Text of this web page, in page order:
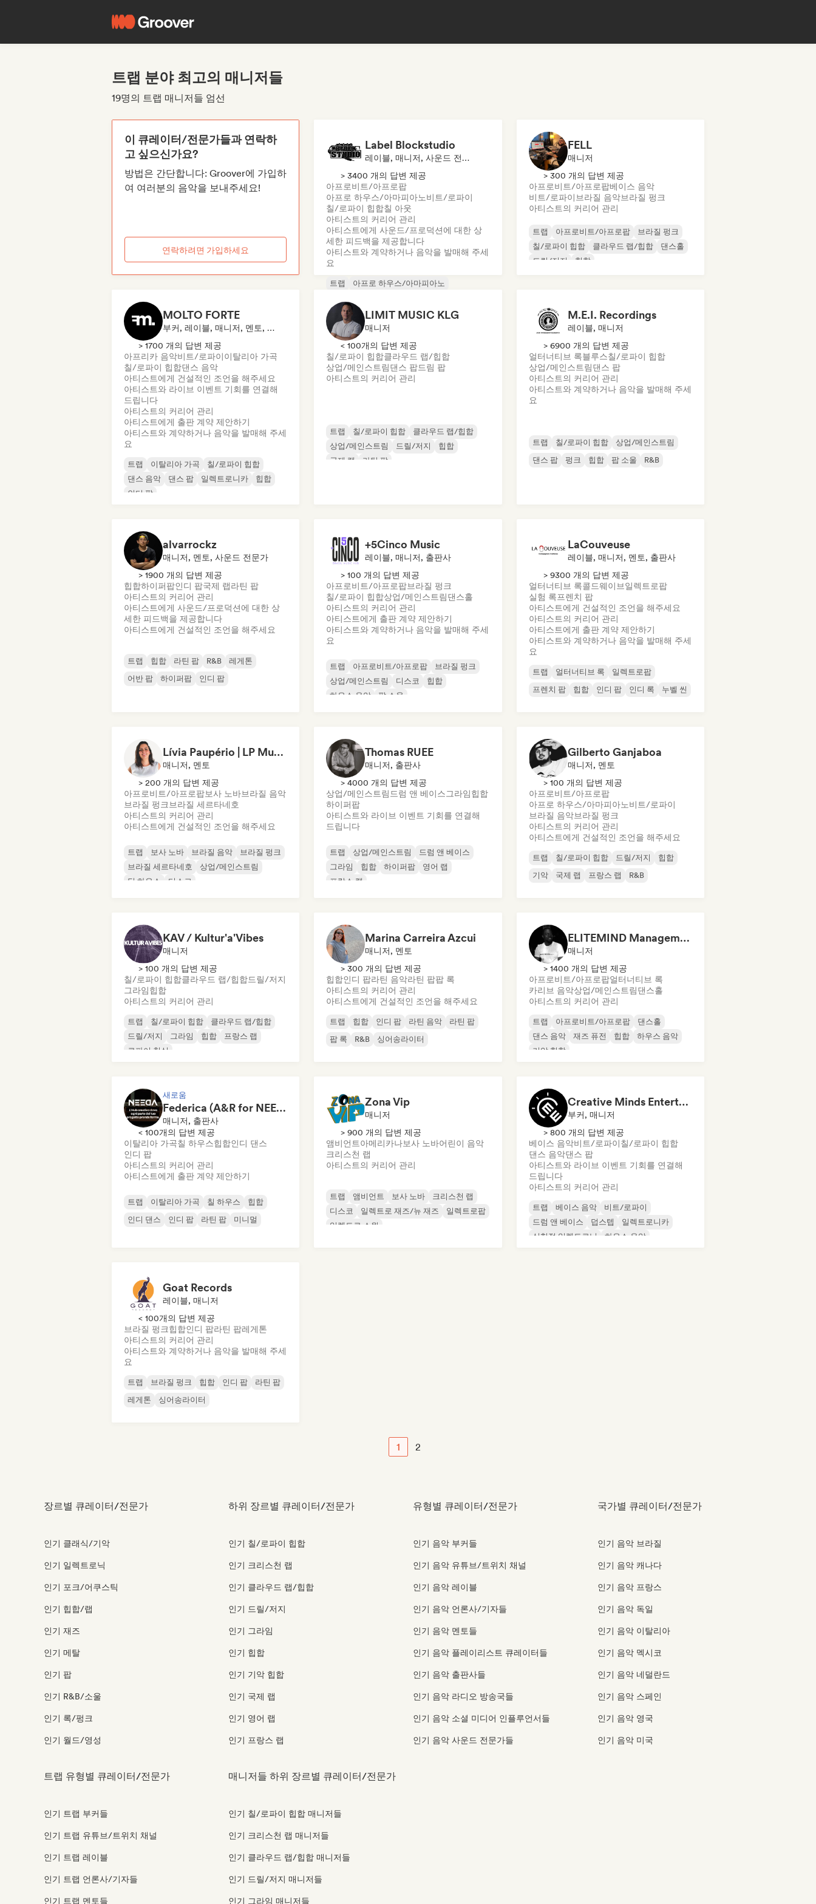
트랩 분야 최고의 매니저들
19명의 트랩 매니저들 엄선
이 큐레이터/전문가들과 연락하
고 싶으신가요?
방법은 간단합니다: Groover에 가입하
여 여러분의 음악을 보내주세요!
연락하려면 가입하세요
Label Blockstudio
레이블, 매니저, 사운드 전문가
> 3400 개의 답변 제공
아프로비트/아프로팝
아프로 하우스/아마피아노비트/로파이
칠/로파이 힙합칠 아웃
아티스트의 커리어 관리
아티스트에게 사운드/프로덕션에 대한 상
세한 피드백을 제공합니다
아티스트와 계약하거나 음악을 발매해 주세
요
트랩
아프로 하우스/아마피아노
독일 랩/독일 힙합
그라임
힙합
기악 힙합
FELL
매니저
> 300 개의 답변 제공
아프로비트/아프로팝베이스 음악
비트/로파이 브라질 음악브라질 펑크
아티스트의 커리어 관리
트랩 아프로비트/아프로팝
브라질 펑크
칠/로파이 힙합
클라우드 랩/힙합
댄스홀
드릴/저지
힙합
MOLTO FORTE
부커, 레이블, 매니저, 멘토, 출판사
> 1700 개의 답변 제공
아프리카 음악비트/로파이이탈리아 가곡
칠/로파이 힙합댄스 음악
아티스트에게 건설적인 조언을 해주세요
아티스트와 라이브 이벤트 기회를 연결해
드립니다
아티스트의 커리어 관리
아티스트에게 출판 계약 제안하기
아티스트와 계약하거나 음악을 발매해 주세
요
트랩 이탈리아 가곡
칠/로파이 힙합
댄스 음악
댄스 팝 일렉트로니카
힙합
인디 팝
LIMIT MUSIC KLG
매니저
< 100개의 답변 제공
칠/로파이 힙합클라우드 랩/힙합
상업/메인스트림댄스 팝드림 팝
아티스트의 커리어 관리
트랩 칠/로파이 힙합
클라우드 랩/힙합
상업/메인스트림
드릴/저지
힙합
국제 랩
라틴 팝
M.E.I. Recordings
레이블, 매니저
> 6900 개의 답변 제공
얼터너티브 록블루스칠/로파이 힙합
상업/메인스트림댄스 팝
아티스트의 커리어 관리
아티스트와 계약하거나 음악을 발매해 주세
요
트랩 칠/로파이 힙합
상업/메인스트림
댄스 팝
펑크 힙합 팝 소울 R&B
alvarrockz
매니저, 멘토, 사운드 전문가
> 1900 개의 답변 제공
힙합하이퍼팝인디 팝국제 랩라틴 팝
아티스트의 커리어 관리
아티스트에게 사운드/프로덕션에 대한 상
세한 피드백을 제공합니다
아티스트에게 건설적인 조언을 해주세요
트랩 힙합 라틴 팝 R&B
레게톤
어반 팝
하이퍼팝 인디 팝
+5Cinco Music
레이블, 매니저, 출판사
> 100 개의 답변 제공
아프로비트/아프로팝브라질 펑크
칠/로파이 힙합상업/메인스트림댄스홀
아티스트의 커리어 관리
아티스트에게 출판 계약 제안하기
아티스트와 계약하거나 음악을 발매해 주세
요
트랩 아프로비트/아프로팝
브라질 펑크
상업/메인스트림
디스코
힙합
하우스 음악
팝 소울
LaCouveuse
레이블, 매니저, 멘토, 출판사
> 9300 개의 답변 제공
얼터너티브 록콜드웨이브일렉트로팝
실험 록프렌치 팝
아티스트에게 건설적인 조언을 해주세요
아티스트의 커리어 관리
아티스트에게 출판 계약 제안하기
아티스트와 계약하거나 음악을 발매해 주세
요
트랩 얼터너티브 록
일렉트로팝
프렌치 팝
힙합 인디 팝 인디 록 누벨 씬
Lívia Paupério | LP Music
매니저, 멘토
> 200 개의 답변 제공
아프로비트/아프로팝보사 노바브라질 음악
브라질 펑크 브라질 세르타네호
아티스트의 커리어 관리
아티스트에게 건설적인 조언을 해주세요
트랩 보사 노바 브라질 음악
브라질 펑크
브라질 세르타네호
상업/메인스트림
딥 하우스
디스코
Thomas RUEE
매니저, 출판사
> 4000 개의 답변 제공
상업/메인스트림 드럼 앤 베이스그라임힙합
하이퍼팝
아티스트와 라이브 이벤트 기회를 연결해
드립니다
트랩 상업/메인스트림
드럼 앤 베이스
그라임
힙합 하이퍼팝
영어 랩
프랑스 랩
Gilberto Ganjaboa
매니저, 멘토
> 100 개의 답변 제공
아프로비트/아프로팝
아프로 하우스/아마피아노비트/로파이
브라질 음악브라질 펑크
아티스트의 커리어 관리
아티스트에게 건설적인 조언을 해주세요
트랩 칠/로파이 힙합 드릴/저지
힙합
기악
국제 랩 프랑스 랩 R&B
KAV / Kultur'a'Vibes
매니저
> 100 개의 답변 제공
칠/로파이 힙합클라우드 랩/힙합드릴/저지
그라임힙합
아티스트의 커리어 관리
트랩 칠/로파이 힙합
클라우드 랩/힙합
드릴/저지
그라임 힙합
프랑스 랩
로파이 침실
Marina Carreira Azcui
매니저, 멘토
> 300 개의 답변 제공
힙합인디 팝라틴 음악라틴 팝팝 록
아티스트의 커리어 관리
아티스트에게 건설적인 조언을 해주세요
트랩 힙합 인디 팝 라틴 음악
라틴 팝
팝 록
R&B 싱어송라이터
ELITEMIND Management
매니저
> 1400 개의 답변 제공
아프로비트/아프로팝얼터너티브 록
카리브 음악상업/메인스트림댄스홀
아티스트의 커리어 관리
트랩 아프로비트/아프로팝
댄스홀
댄스 음악
재즈 퓨전 힙합
하우스 음악
기악 힙합
새로움
Federica (A&R for NEEDA Music Group)
매니저, 출판사
< 100개의 답변 제공
이탈리아 가곡칠 하우스힙합인디 댄스
인디 팝
아티스트의 커리어 관리
아티스트에게 출판 계약 제안하기
트랩 이탈리아 가곡 칠 하우스
힙합
인디 댄스
인디 팝 라틴 팝 미니멀
Zona Vip
매니저
> 900 개의 답변 제공
앰비언트아메리카나보사 노바어린이 음악
크리스천 랩
아티스트의 커리어 관리
트랩 앰비언트 보사 노바
크리스천 랩
디스코
일렉트로 재즈/뉴 재즈
일렉트로팝
일렉트로 스윙
Creative Minds Entertainment (CME)
부커, 매니저
> 800 개의 답변 제공
베이스 음악비트/로파이칠/로파이 힙합
댄스 음악댄스 팝
아티스트와 라이브 이벤트 기회를 연결해
드립니다
아티스트의 커리어 관리
트랩 베이스 음악
비트/로파이
드럼 앤 베이스
덥스텝
일렉트로니카
실험적 일렉트로닉
하우스 음악
Goat Records
레이블, 매니저
< 100개의 답변 제공
브라질 펑크힙합인디 팝라틴 팝레게톤
아티스트의 커리어 관리
아티스트와 계약하거나 음악을 발매해 주세
요
트랩 브라질 펑크 힙합 인디 팝
라틴 팝
레게톤
싱어송라이터
1 2
장르별 큐레이터/전문가
인기 클래식/기악
인기 일렉트로닉
인기 포크/어쿠스틱
인기 힙합/랩
인기 재즈
인기 메탈
인기 팝
인기 R&B/소울
인기 록/펑크
인기 월드/영성
하위 장르별 큐레이터/전문가
인기 칠/로파이 힙합
인기 크리스천 랩
인기 클라우드 랩/힙합
인기 드릴/저지
인기 그라임
인기 힙합
인기 기악 힙합
인기 국제 랩
인기 영어 랩
인기 프랑스 랩
유형별 큐레이터/전문가
인기 음악 부커들
인기 음악 유튜브/트위치 채널
인기 음악 레이블
인기 음악 언론사/기자들
인기 음악 멘토들
인기 음악 플레이리스트 큐레이터들
인기 음악 출판사들
인기 음악 라디오 방송국들
인기 음악 소셜 미디어 인플루언서들
인기 음악 사운드 전문가들
국가별 큐레이터/전문가
인기 음악 브라질
인기 음악 캐나다
인기 음악 프랑스
인기 음악 독일
인기 음악 이탈리아
인기 음악 멕시코
인기 음악 네덜란드
인기 음악 스페인
인기 음악 영국
인기 음악 미국
트랩 유형별 큐레이터/전문가
인기 트랩 부커들
인기 트랩 유튜브/트위치 채널
인기 트랩 레이블
인기 트랩 언론사/기자들
인기 트랩 멘토들
매니저들 하위 장르별 큐레이터/전문가
인기 칠/로파이 힙합 매니저들
인기 크리스천 랩 매니저들
인기 클라우드 랩/힙합 매니저들
인기 드릴/저지 매니저들
인기 그라임 매니저들